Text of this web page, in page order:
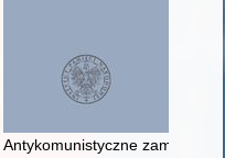
(1873-1941) - duszpasterz,
Antykomunistyczne zamieszki